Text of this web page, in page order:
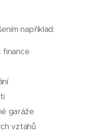
například:
garáže
vztahů